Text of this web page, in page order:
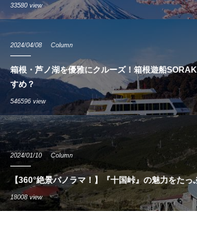
33580 view
2024/04/08 Column
箱根・芦ノ湖を優雅にクルーズ！箱根遊船
すめ？
546596 view
2024/01/10 Column
【360°絶景パノラマ！】『十国峠』の魅力をたっ
18008 view